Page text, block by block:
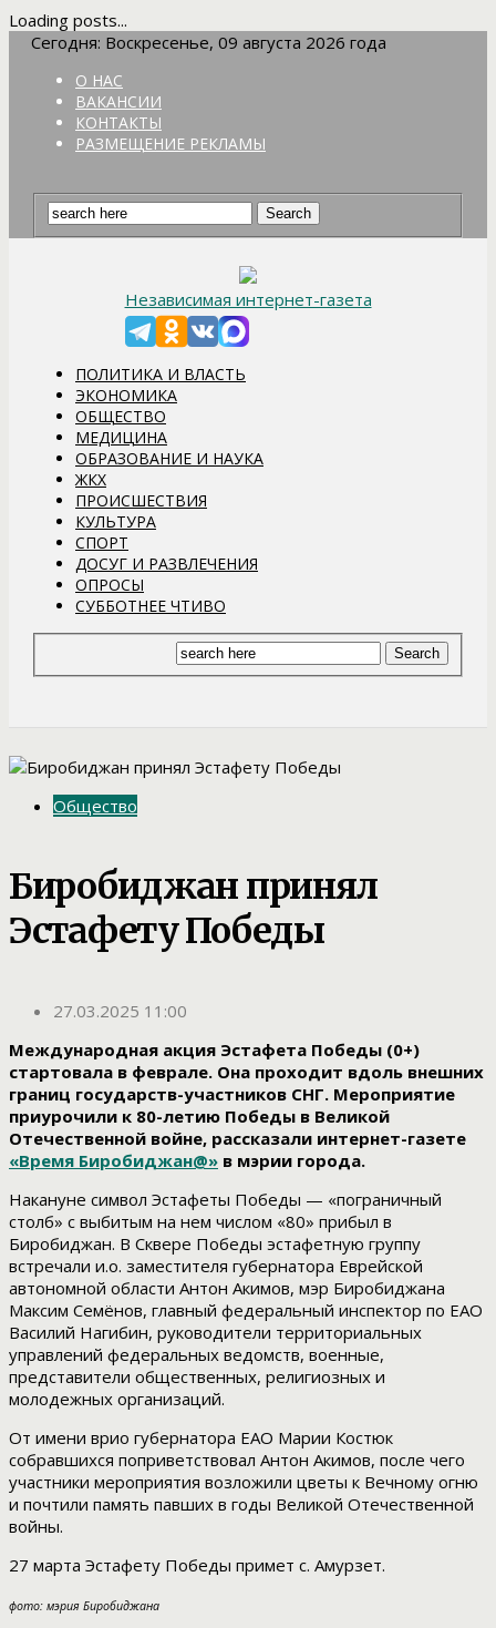
Loading posts...
Сегодня: Воскресенье, 09 августа 2026 года
О НАС
ВАКАНСИИ
КОНТАКТЫ
РАЗМЕЩЕНИЕ РЕКЛАМЫ
Независимая интернет-газета
ПОЛИТИКА И ВЛАСТЬ
ЭКОНОМИКА
ОБЩЕСТВО
МЕДИЦИНА
ОБРАЗОВАНИЕ И НАУКА
ЖКХ
ПРОИСШЕСТВИЯ
КУЛЬТУРА
СПОРТ
ДОСУГ И РАЗВЛЕЧЕНИЯ
ОПРОСЫ
СУББОТНЕЕ ЧТИВО
Общество
Биробиджан принял
Эстафету Победы
27.03.2025 11:00
Международная акция Эстафета Победы (0+)
стартовала в феврале. Она проходит вдоль внешних
границ государств-участников СНГ. Мероприятие
приурочили к 80-летию Победы в Великой
Отечественной войне, рассказали интернет-газете
«Время Биробиджан@» в мэрии города.
Накануне символ Эстафеты Победы — «пограничный
столб» с выбитым на нем числом «80» прибыл в
Биробиджан. В Сквере Победы эстафетную группу
встречали и.о. заместителя губернатора Еврейской
автономной области Антон Акимов, мэр Биробиджана
Максим Семёнов, главный федеральный инспектор по ЕАО
Василий Нагибин, руководители территориальных
управлений федеральных ведомств, военные,
представители общественных, религиозных и
молодежных организаций.
От имени врио губернатора ЕАО Марии Костюк
собравшихся поприветствовал Антон Акимов, после чего
участники мероприятия возложили цветы к Вечному огню
и почтили память павших в годы Великой Отечественной
войны.
27 марта Эстафету Победы примет с. Амурзет.
фото: мэрия Биробиджана